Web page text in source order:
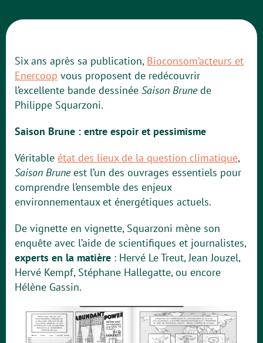
Six ans après sa publication, Bioconsom’acteurs et
Enercoop vous proposent de redécouvrir
l’excellente bande dessinée Saison Brunede
Philippe Squarzoni.
Saison Brune : entre espoir et pessimisme
Véritable état des lieux de la question climatique,
Saison Bruneest l’un des ouvrages essentiels pour
comprendre l’ensemble des enjeux
environnementaux et énergétiques actuels.
De vignette en vignette, Squarzoni mène son
enquête avec l’aide de scientifiques et journalistes,
experts en la matière : Hervé Le Treut, Jean Jouzel,
Hervé Kempf, Stéphane Hallegatte, ou encore
Hélène Gassin.